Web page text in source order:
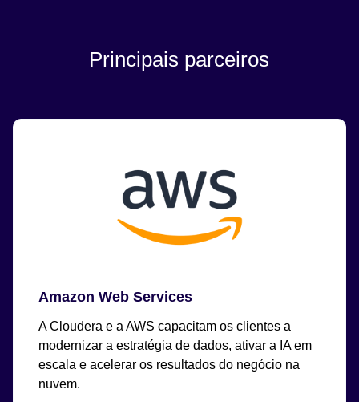
Principais parceiros
Amazon Web Services
A Cloudera e a AWS capacitam os clientes a
modernizar a estratégia de dados, ativar a IA em
escala e acelerar os resultados do negócio na
nuvem.